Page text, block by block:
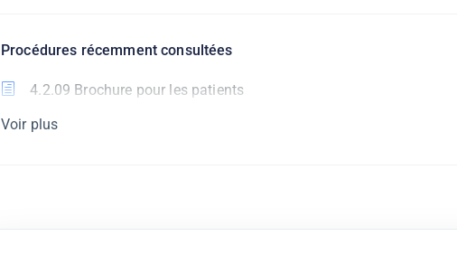
Procédures récemment consultées
4.2.09 Brochure pour les patients
Voir plus